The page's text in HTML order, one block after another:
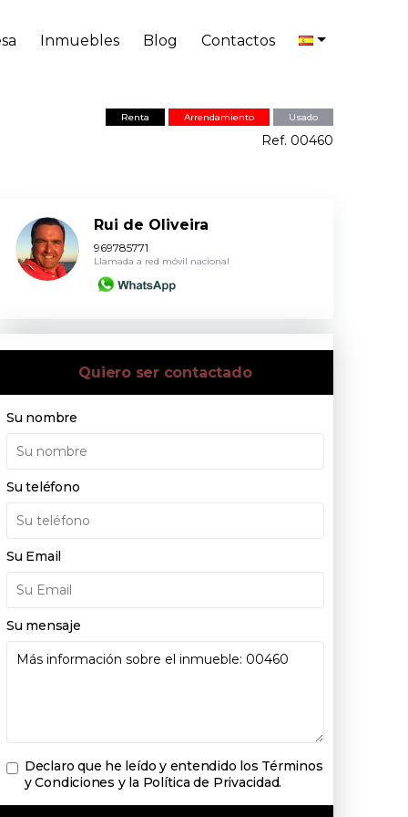
Inmuebles Blog Contactos
Renta Arrendamiento Usado
Ref. 00460
Rui de Oliveira
969785771
Llamada a red móvil nacional
Quiero ser contactado
Su nombre
Su teléfono
Su Email
Su mensaje
Declaro que he leído y entendido los Términos
y Condiciones y la Política de Privacidad.